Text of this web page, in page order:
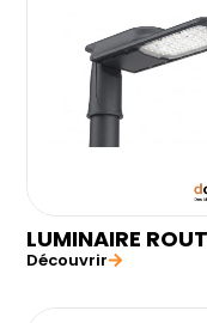
LUMINAIRE
Découvrir